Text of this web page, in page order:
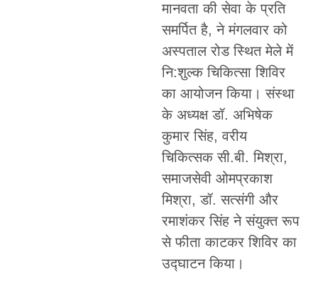
मानवता की सेवा के प्रति
समर्पित है, ने मंगलवार को
अस्पताल रोड स्थित मेले में
नि:शुल्क चिकित्सा शिविर
का आयोजन किया। संस्था
के अध्यक्ष डॉ. अभिषेक
कुमार सिंह, वरीय
चिकित्सक सी.बी. मिश्रा,
समाजसेवी ओमप्रकाश
मिश्रा, डॉ. सत्संगी और
रमाशंकर सिंह ने संयुक्त रूप
से फीता काटकर शिविर का
उद्घाटन किया।